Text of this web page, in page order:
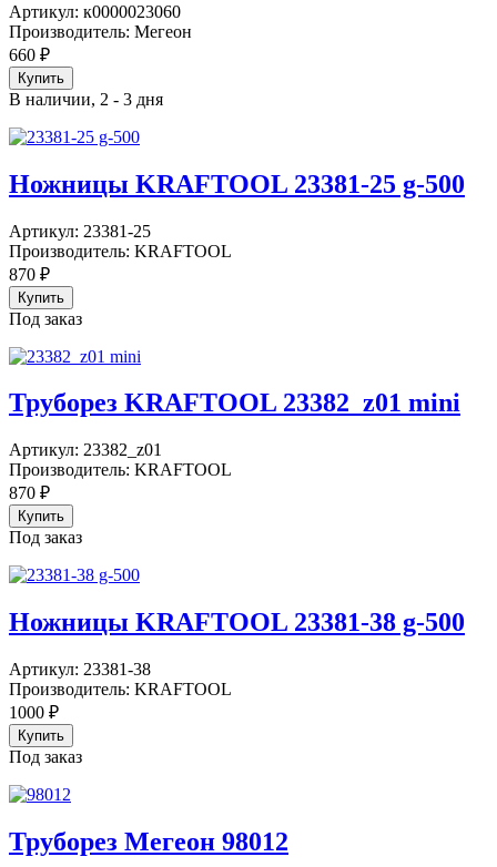
Артикул: к0000023060
Производитель: Мегеон
660 ₽
В наличии, 2 - 3 дня
Ножницы KRAFTOOL 23381-25 g-500
Артикул: 23381-25
Производитель: KRAFTOOL
870 ₽
Под заказ
Труборез KRAFTOOL 23382_z01 mini
Артикул: 23382_z01
Производитель: KRAFTOOL
870 ₽
Под заказ
Ножницы KRAFTOOL 23381-38 g-500
Артикул: 23381-38
Производитель: KRAFTOOL
1000 ₽
Под заказ
Труборез Мегеон 98012